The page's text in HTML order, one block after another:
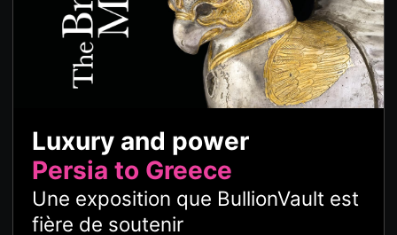
Luxury and power
Persia to Greece
Une exposition que BullionVault est
fière de soutenir